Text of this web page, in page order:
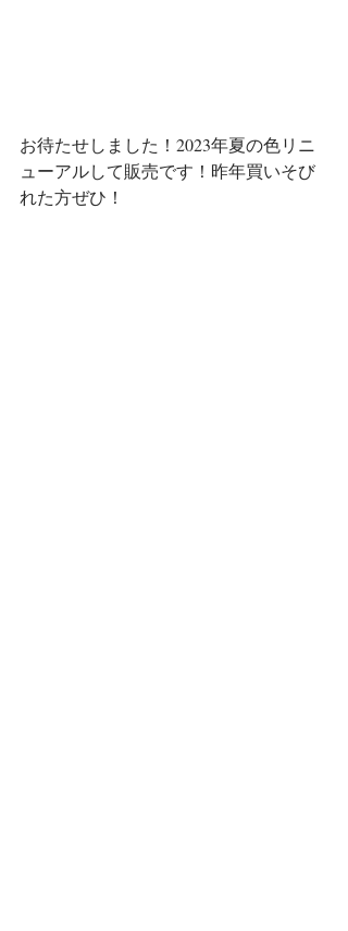
お待たせしました！2023年夏の色リニ
ューアルして販売です！昨年買いそび
れた方ぜひ！